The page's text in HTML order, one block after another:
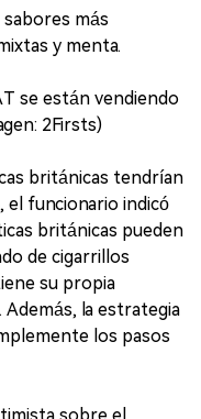
más
y menta.
se están vendiendo
2Firsts)
británicas tendrían
el funcionario indicó
británicas pueden
de cigarrillos
su propia
la estrategia
los pasos